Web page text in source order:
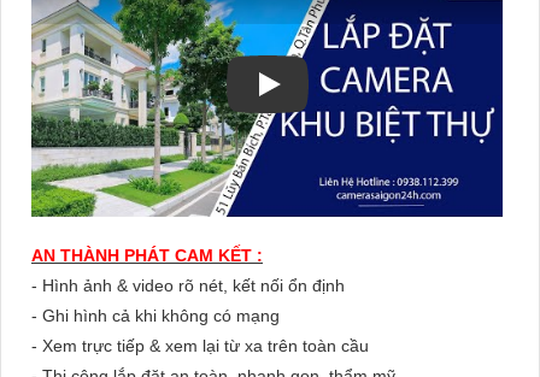
AN THÀNH PHÁT CAM KẾT :
- Hình ảnh & video rõ nét, kết nối ổn định
- Ghi hình cả khi không có mạng
- Xem trực tiếp & xem lại từ xa trên toàn cầu